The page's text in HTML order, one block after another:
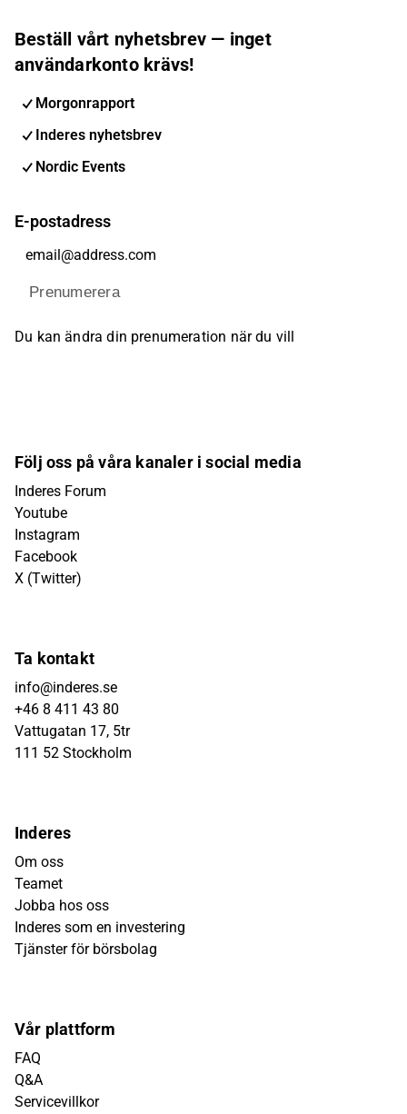
Beställ vårt nyhetsbrev — inget
användarkonto krävs!
Morgonrapport
Inderes nyhetsbrev
Nordic Events
E-postadress
Prenumerera
Du kan ändra din prenumeration när du vill
Följ oss på våra kanaler i social media
Inderes Forum
Youtube
Instagram
Facebook
X (Twitter)
Ta kontakt
info@inderes.se
+46 8 411 43 80
Vattugatan 17, 5tr
111 52 Stockholm
Inderes
Om oss
Teamet
Jobba hos oss
Inderes som en investering
Tjänster för börsbolag
Vår plattform
FAQ
Q&A
Servicevillkor